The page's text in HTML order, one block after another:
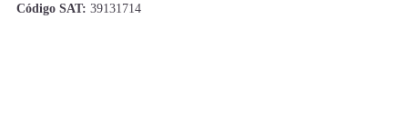
Código SAT: 39131714